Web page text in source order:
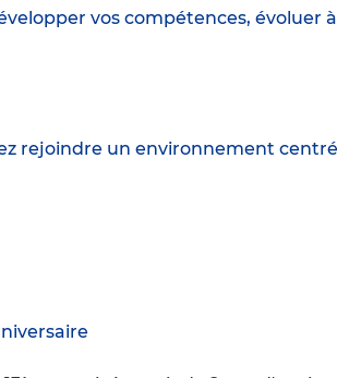
vos compétences,
rejoindre un environnement